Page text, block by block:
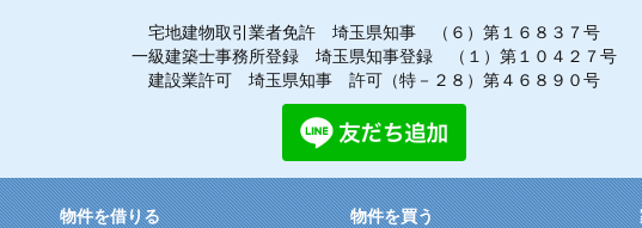
宅地建物取引業者免許 埼玉県知事 （６）第１６８３７号
一級建築士事務所登録 埼玉県知事登録 （１）第１０４２７号
建設業許可 埼玉県知事 許可（特－２８）第４６８９０号
物件を借りる
物件を買う